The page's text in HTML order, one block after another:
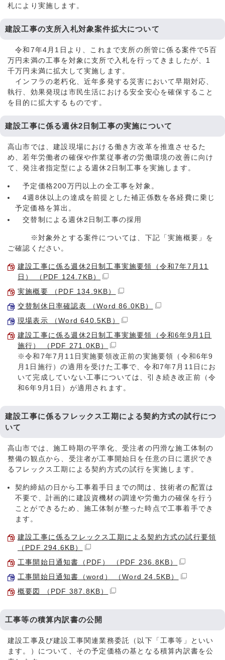
札により実施します。
建設工事の支所入札対象案件拡大について
令和7年4月1日より、これまで支所の所管に係る案件で5百
万円未満の工事を対象に支所で入札を行ってきましたが、1
千万円未満に拡大して実施します。
インフラの老朽化、近年多発する災害において早期対応、
執行、効果発現は市民生活における安全安心を確保すること
を目的に拡大するものです。
建設工事に係る週休2日制工事の実施について
高山市では、建設現場における働き方改革を推進させるた
め、若年労働者の確保や作業従事者の労働環境の改善に向け
て、発注者指定型による週休2日制工事を実施します。
予定価格200万円以上の全工事を対象。
4週8休以上の達成を前提とした補正係数を各経費に乗じ
予定価格を算出。
交替制による週休2日制工事の採用
※対象外とする案件については、下記「実施概要」を
ご確認ください。
建設工事に係る週休2日制工事実施要領（令和7年7月11
日） （PDF 124.7KB）
実施概要 （PDF 134.9KB）
交替制休日率確認表 （Word 86.0KB）
現場表示 （Word 640.5KB）
建設工事に係る週休2日制工事実施要領（令和6年9月1日
施行） （PDF 271.0KB）
※令和7年7月11日実施要領改正前の実施要領（令和6年9
月1日施行）の適用を受けた工事で、令和7年7月11日にお
いて完成していない工事については、引き続き改正前（令
和6年9月1日）が適用されます。
建設工事に係るフレックス工期による契約方式の試行につ
いて
高山市では、施工時期の平準化、受注者の円滑な施工体制の
整備の観点から、受注者が工事開始日を任意の日に選択でき
るフレックス工期による契約方式の試行を実施します。
契約締結の日から工事着手日までの間は、技術者の配置は
不要で、計画的に建設資機材の調達や労働力の確保を行う
ことができるため、施工体制が整った時点で工事着手でき
ます。
建設工事に係るフレックス工期による契約方式の試行要領
（PDF 294.6KB）
工事開始日通知書（PDF） （PDF 236.8KB）
工事開始日通知書（word） （Word 24.5KB）
概要図 （PDF 387.8KB）
工事等の積算内訳書の公開
建設工事及び建設工事関連業務委託（以下「工事等」といい
ます。）について、その予定価格の基となる積算内訳書を公